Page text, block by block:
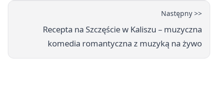
Następny >>
Recepta na Szczęście w Kaliszu – muzyczna
komedia romantyczna z muzyką na żywo